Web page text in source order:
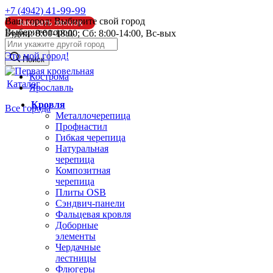
Ваш город: Выбирите свой город
Выберите город:
Это мой город!
Кострома
Ярославль
Все города
+7 (4942) 41-99-99
Заказать звонок
Будни: 8:00-18:00; Сб: 8:00-14:00, Вс-вых
info@pk44.ru
Поиск
Каталог
Кровля
Металлочерепица
Профнастил
Гибкая черепица
Натуральная
черепица
Композитная
черепица
Плиты OSB
Сэндвич-панели
Фальцевая кровля
Доборные
элементы
Чердачные
лестницы
Флюгеры